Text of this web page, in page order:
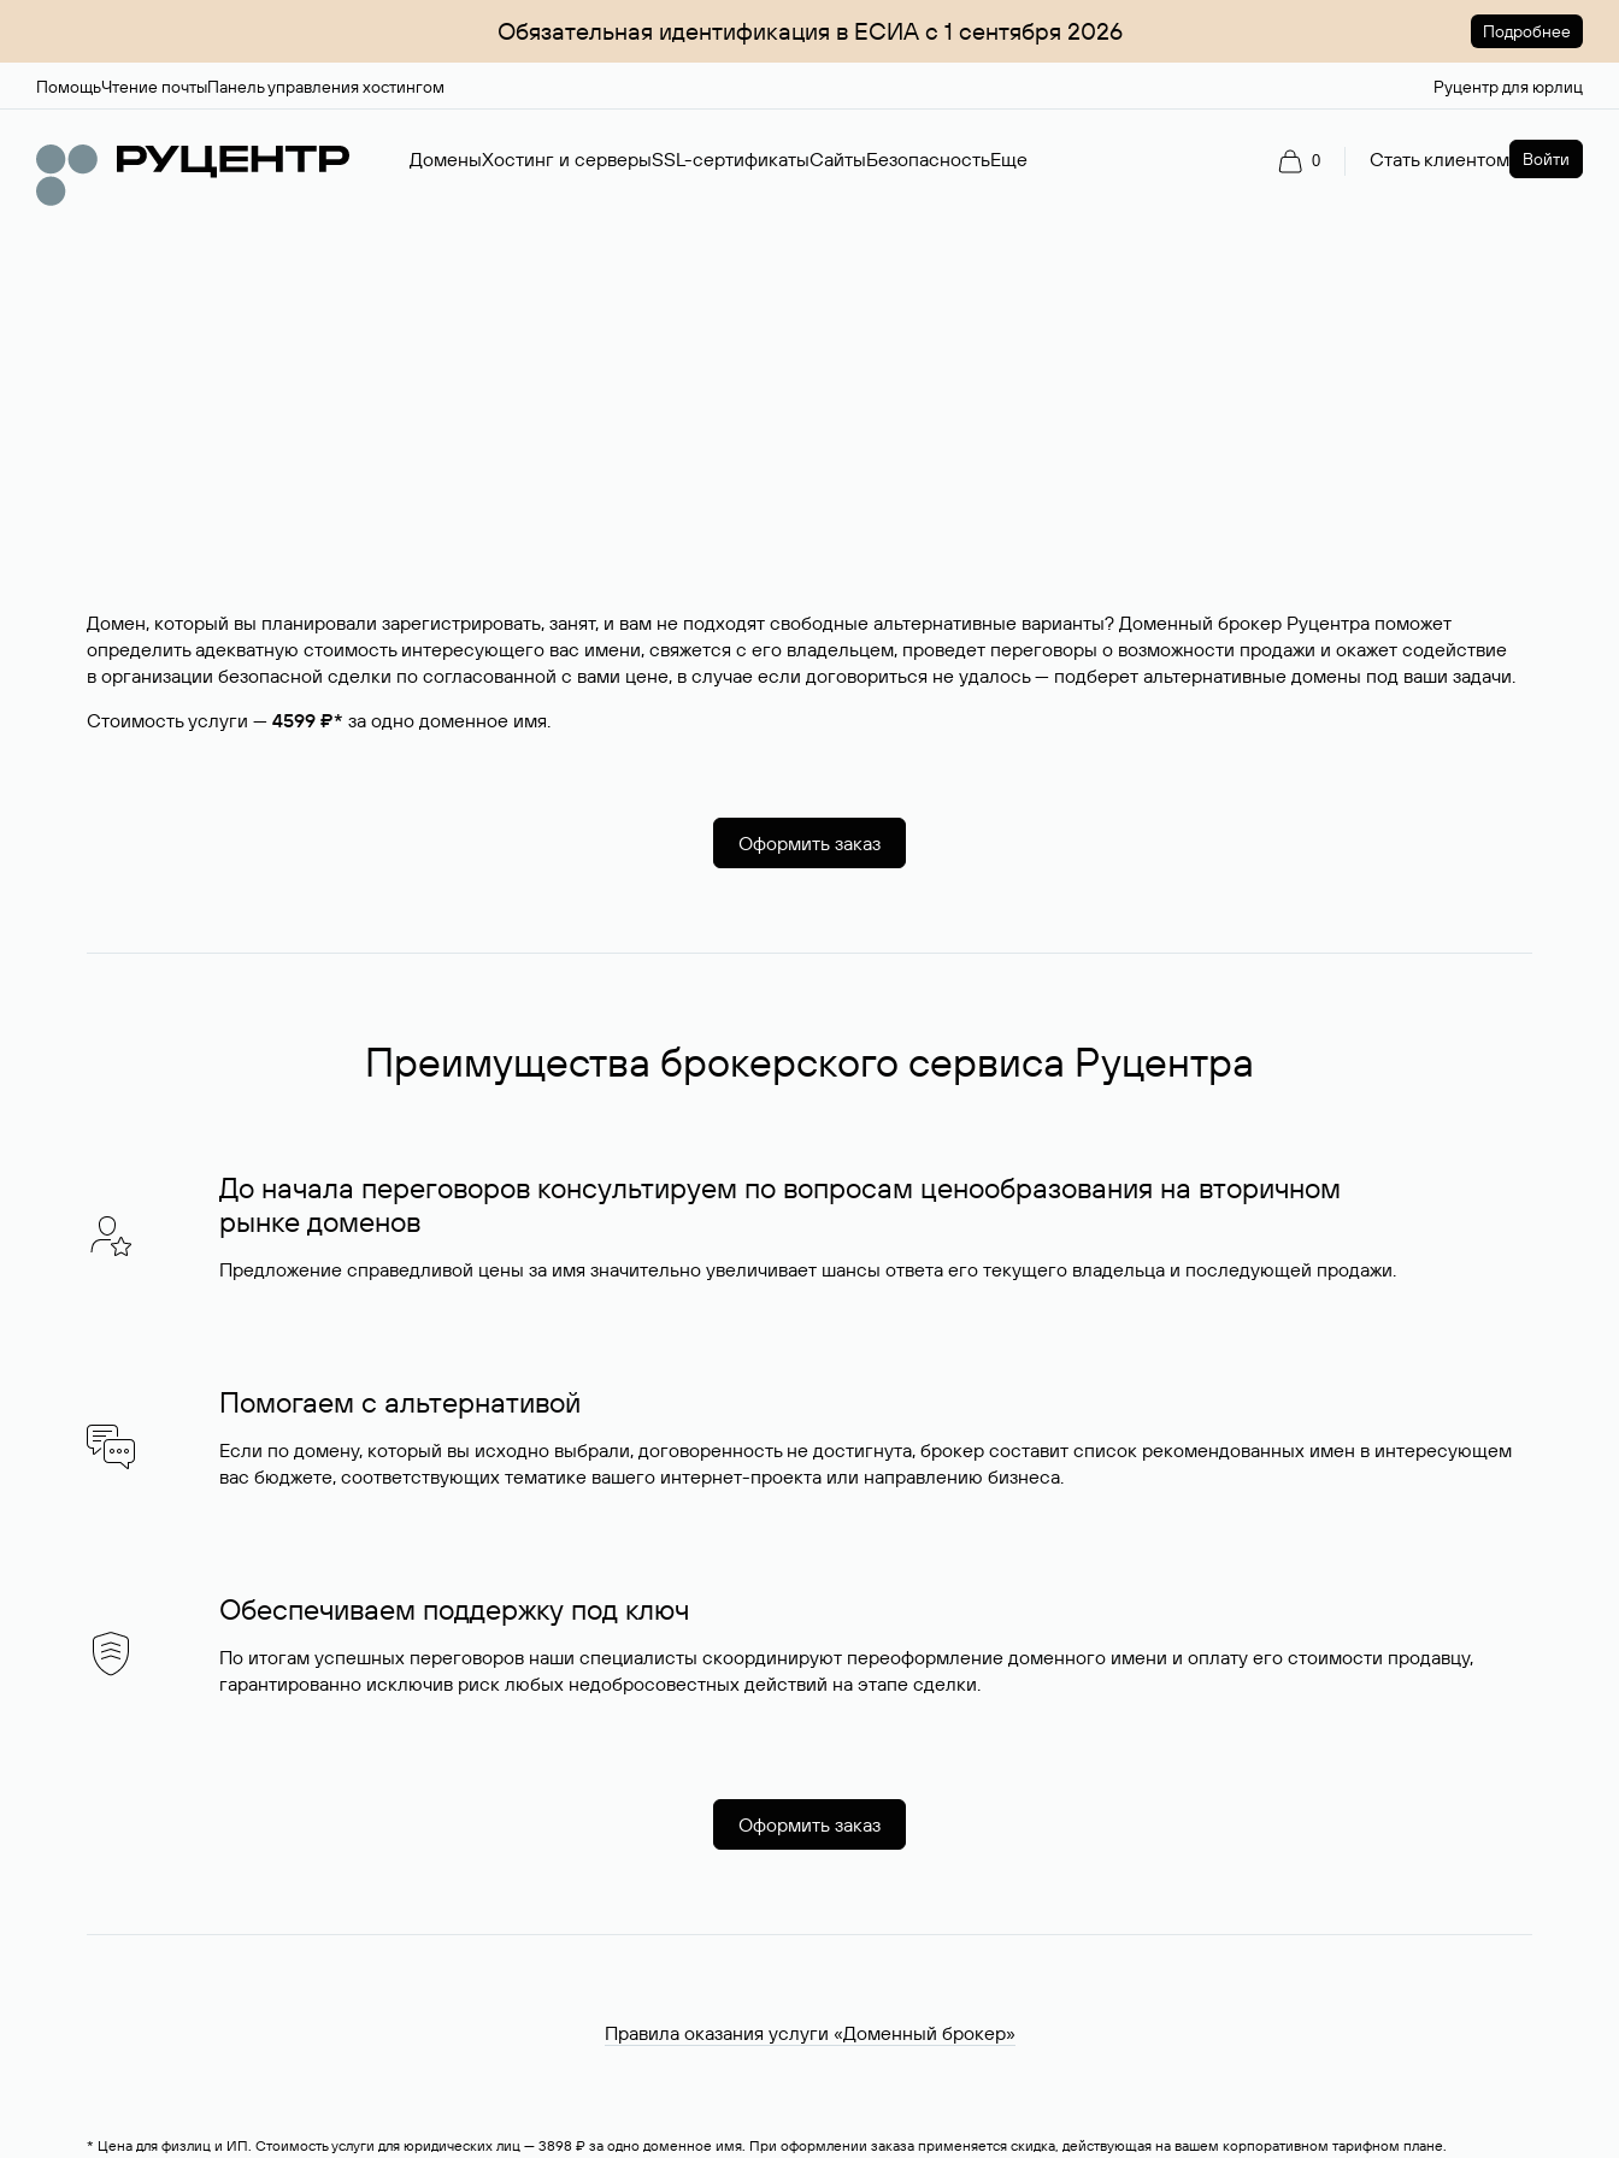
Обязательная идентификация в ЕСИА с 1 сентября 2026 Подробнее
ПомощьЧтение почтыПанель управления хостингом Руцентр для юрлиц
ДоменыХостинг и серверыSSL-сертификатыСайтыБезопасностьЕще 0 Стать клиентом Войти
Домен, который вы планировали зарегистрировать, занят, и вам не подходят свободные альтернативные варианты? Доменный брокер Руцентра поможет
определить адекватную стоимость интересующего вас имени, свяжется с его владельцем, проведет переговоры о возможности продажи и окажет содействие
в организации безопасной сделки по согласованной с вами цене, в случае если договориться не удалось — подберет альтернативные домены под ваши задачи.
Стоимость услуги — 4599 ₽* за одно доменное имя.
Оформить заказ
Преимущества брокерского сервиса Руцентра
До начала переговоров консультируем по вопросам ценообразования на вторичном
рынке доменов
Предложение справедливой цены за имя значительно увеличивает шансы ответа его текущего владельца и последующей продажи.
Помогаем с альтернативой
Если по домену, который вы исходно выбрали, договоренность не достигнута, брокер составит список рекомендованных имен в интересующем
вас бюджете, соответствующих тематике вашего интернет-проекта или направлению бизнеса.
Обеспечиваем поддержку под ключ
По итогам успешных переговоров наши специалисты скоординируют переоформление доменного имени и оплату его стоимости продавцу,
гарантированно исключив риск любых недобросовестных действий на этапе сделки.
Оформить заказ
Правила оказания услуги «Доменный брокер»
* Цена для физлиц и ИП. Стоимость услуги для юридических лиц — 3898 ₽ за одно доменное имя. При оформлении заказа применяется скидка, действующая на вашем корпоративном тарифном плане.